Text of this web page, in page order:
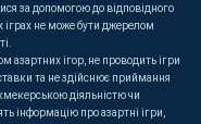
за допомогою до відповідного
іграх не може бути джерелом
азартних ігор, не проводить ігри
та не здійснює приймання
діяльністю чи
інформацію про азартні ігри,